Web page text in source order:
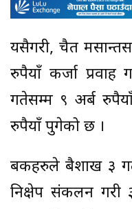
यसैगरी, चैत
रुपैयाँ कर्जा
गतेसम्म ९ अर्ब
रुपैयाँ पुगेको छ ।
बैंकहरुले बैशाख ३
निक्षेप संकलन गरी